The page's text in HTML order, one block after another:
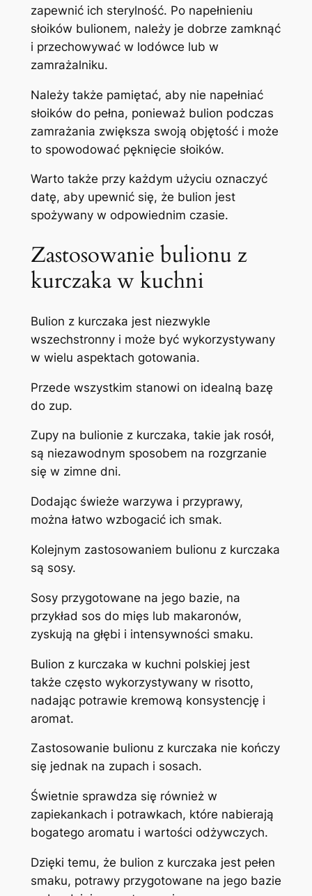
zapewnić ich sterylność. Po napełnieniu
słoików bulionem, należy je dobrze zamknąć
i przechowywać w lodówce lub w
zamrażalniku.
Należy także pamiętać, aby nie napełniać
słoików do pełna, ponieważ bulion podczas
zamrażania zwiększa swoją objętość i może
to spowodować pęknięcie słoików.
Warto także przy każdym użyciu oznaczyć
datę, aby upewnić się, że bulion jest
spożywany w odpowiednim czasie.
Zastosowanie bulionu z
kurczaka w kuchni
Bulion z kurczaka jest niezwykle
wszechstronny i może być wykorzystywany
w wielu aspektach gotowania.
Przede wszystkim stanowi on idealną bazę
do zup.
Zupy na bulionie z kurczaka, takie jak rosół,
są niezawodnym sposobem na rozgrzanie
się w zimne dni.
Dodając świeże warzywa i przyprawy,
można łatwo wzbogacić ich smak.
Kolejnym zastosowaniem bulionu z kurczaka
są sosy.
Sosy przygotowane na jego bazie, na
przykład sos do mięs lub makaronów,
zyskują na głębi i intensywności smaku.
Bulion z kurczaka w kuchni polskiej jest
także często wykorzystywany w risotto,
nadając potrawie kremową konsystencję i
aromat.
Zastosowanie bulionu z kurczaka nie kończy
się jednak na zupach i sosach.
Świetnie sprawdza się również w
zapiekankach i potrawkach, które nabierają
bogatego aromatu i wartości odżywczych.
Dzięki temu, że bulion z kurczaka jest pełen
smaku, potrawy przygotowane na jego bazie